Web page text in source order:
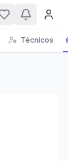
Técnicos